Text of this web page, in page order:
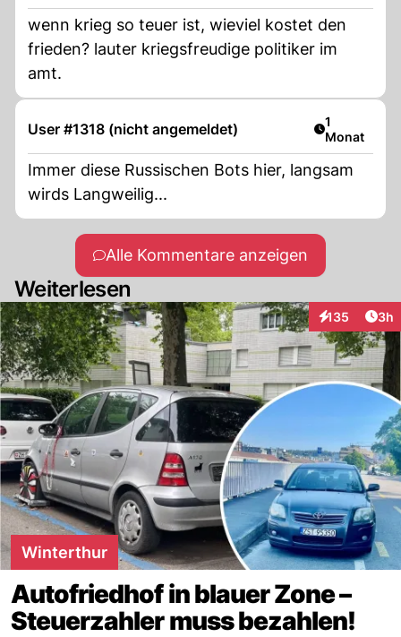
wenn krieg so teuer ist, wieviel kostet den
frieden? lauter kriegsfreudige politiker im
amt.
User #1318 (nicht angemeldet) Artikel
1
Monat
Immer diese Russischen Bots hier, langsam
wirds Langweilig...
Alle Kommentare anzeigen
Weiterlesen
135
Interaktionen
3h
Winterthur
Autofriedhof in blauer Zone –
Steuerzahler muss bezahlen!